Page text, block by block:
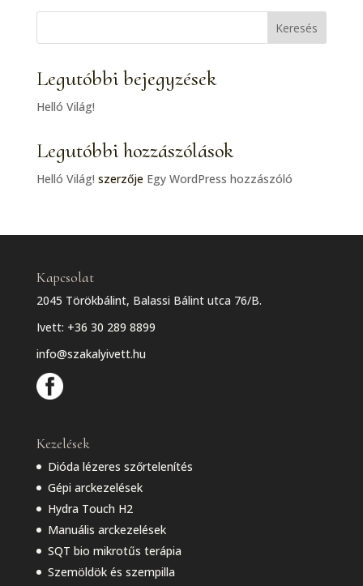
Keresés
Legutóbbi bejegyzések
Helló Világ!
Legutóbbi hozzászólások
Helló Világ! szerzője Egy WordPress hozzászóló
Kapcsolat
2045 Törökbálint, Balassi Bálint utca 76/B.
Ivett: +36 30 289 8899
info@szakalyivett.hu
Kezelések
Dióda lézeres szőrtelenítés
Gépi arckezelések
Hydra Touch H2
Manuális arckezelések
SQT bio mikrotűs terápia
Szemöldök és szempilla